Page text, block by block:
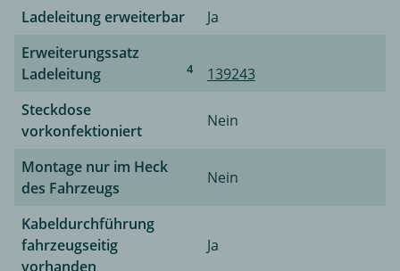
Ladeleitung erweiterbar
Ja
Erweiterungssatz
Ladeleitung
4
139243
Steckdose
vorkonfektioniert
Nein
Montage nur im Heck
des Fahrzeugs
Nein
Kabeldurchführung
fahrzeugseitig
vorhanden
Ja